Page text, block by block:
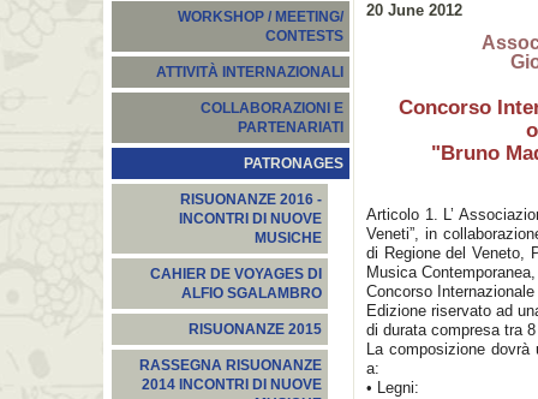
WORKSHOP / MEETING/
CONTESTS
ATTIVITÀ INTERNAZIONALI
COLLABORAZIONI E
PARTENARIATI
PATRONAGES
RISUONANZE 2016 -
INCONTRI DI NUOVE
MUSICHE
CAHIER DE VOYAGES DI
ALFIO SGALAMBRO
RISUONANZE 2015
RASSEGNA RISUONANZE
2014 INCONTRI DI NUOVE
20 June 2012
Concorso
"Bruno
Articolo 1. L’
Veneti”, in
di Regione del Veneto,
Musica
Concorso
Edizione riservato ad
di durata compresa tra
La composizione dovrà
a:
• Legni: